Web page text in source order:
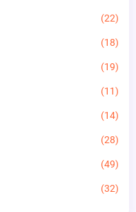
(22)
(18)
(19)
(11)
(14)
(28)
(49)
(32)